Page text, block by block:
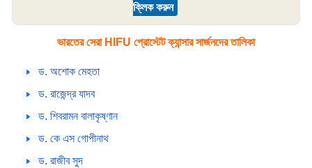
ক্লিক করুন
ভারতের সেরা HIFU প্রোস্টেট ক্যান্সার সার্জনদের তালিকা
ড. অশোক মেহতা
ড. রাজেন্দ্র যাদব
ড. শিবরামন বালাকৃষ্ণান
ড. কে এস গোপীনাথ
ড. রাজীব সুদ